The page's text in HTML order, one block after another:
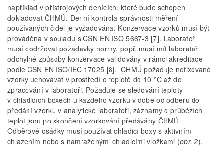
například v přístrojových denících, které bude schopen
dokladovat ČHMÚ. Denní kontrola správnosti měření
používaných čidel je vyžadována. Konzervace vzorků musí být
prováděna v souladu s ČSN EN ISO 5667-3 [7]. Laboratoř
musí dodržovat požadavky normy, popř. musí mít laboratoř
odchylné způsoby konzervace validovány v rámci akreditace
podle ČSN EN ISO/IEC 17025 [8]. ČHMÚ požaduje nefixované
vzorky uchovávat v prostředí o teplotě do 10 °C až do
zpracování v laboratoři. Požaduje se sledování teploty
v chladicích boxech u každého vzorku v době od odběru do
předání vzorku v analytické laboratoři, záznamy o průbězích
teplot jsou po skončení vzorkování předávány ČHMÚ.
Odběrové osádky musí používat chladicí boxy s aktivním
chlazením nebo s namraženými chladicími vložkami (obr. 2).